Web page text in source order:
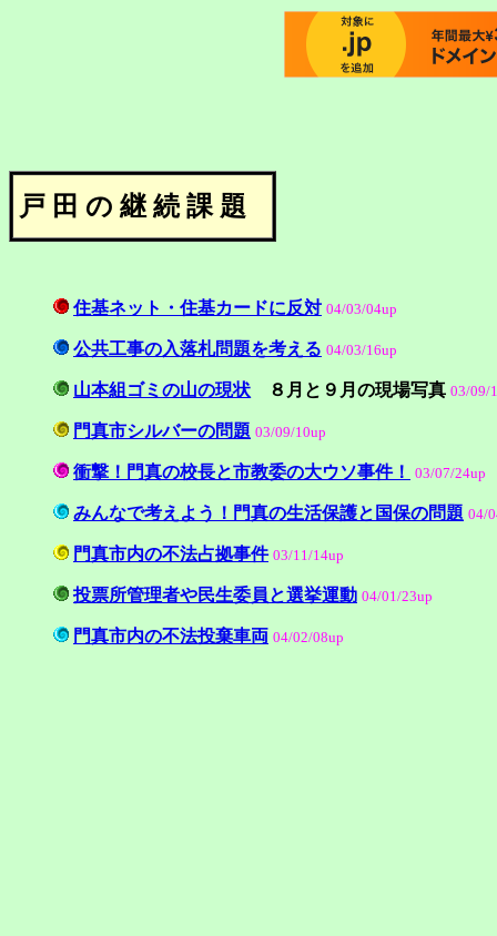
戸 田 の 継 続 課 題
住基ネット・住基カードに反対 04/03/04up
公共工事の入落札問題を考える 04/03/16up
山本組ゴミの山の現状 ８月と９月の現場写真 03/09/
門真市シルバーの問題 03/09/10up
衝撃！門真の校長と市教委の大ウソ事件！ 03/07/24up
みんなで考えよう！門真の生活保護と国保の問題 04/
門真市内の不法占拠事件 03/11/14up
投票所管理者や民生委員と選挙運動 04/01/23up
門真市内の不法投棄車両 04/02/08up